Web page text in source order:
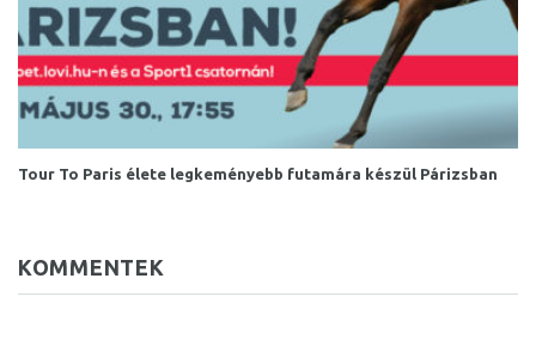
Tour To Paris élete legkeményebb futamára készül Párizsban
KOMMENTEK